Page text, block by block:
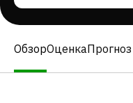
ОбзорОценка